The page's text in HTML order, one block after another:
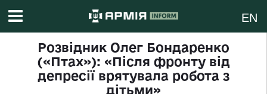
EN
Розвідник Олег Бондаренко
(«Птах»): «Після фронту від
депресії врятувала робота з
дітьми»